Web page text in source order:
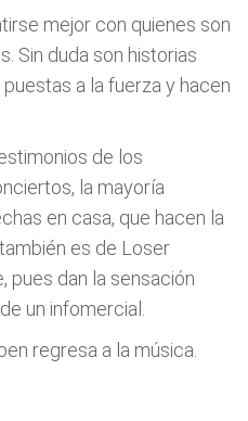
mejor con quienes son
Sin duda son historias
a la fuerza y hacen
de los
la mayoría
en casa, que hacen la
es de Loser
pues dan la sensación
un infomercial.
regresa a la música.